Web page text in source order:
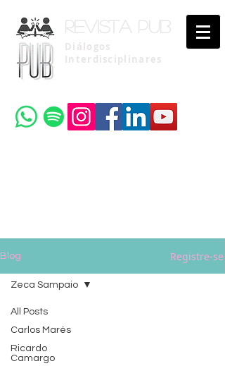
Revista pub
Diálogos
Interdisciplinares
Blog Registre-se
All Posts
Carlos Marés
Ricardo
Camargo
Zeca Sampaio